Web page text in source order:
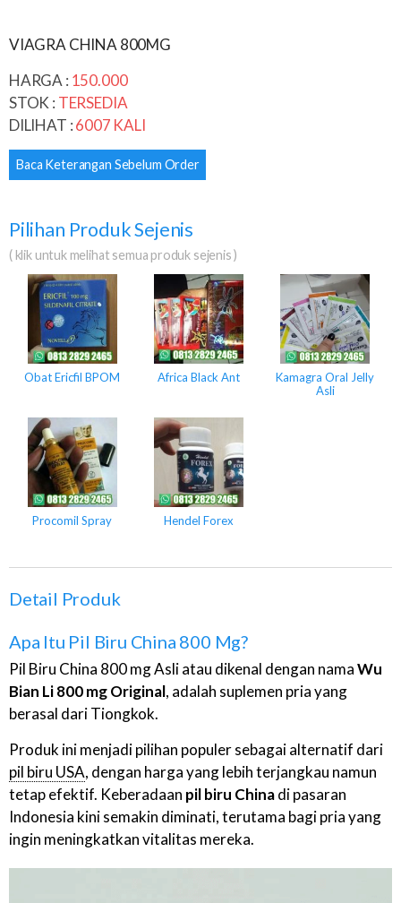
VIAGRA CHINA 800MG
HARGA : 150.000
STOK : TERSEDIA
DILIHAT :6007 KALI
Baca Keterangan Sebelum Order
Pilihan Produk Sejenis
( klik untuk melihat semua produk sejenis )
Obat Ericfil BPOM Africa Black Ant
Kamagra Oral Jelly
Asli
Procomil Spray Hendel Forex
Detail Produk
Apa Itu Pil Biru China 800 Mg?
Pil Biru China 800 mg Asli atau dikenal dengan namaWu
Bian Li 800 mg Original, adalah suplemen pria yang
berasal dari Tiongkok.
Produk ini menjadi pilihan populer sebagai alternatif dari
pil biru USA, dengan harga yang lebih terjangkau namun
tetap efektif. Keberadaan pil biru Chinadi pasaran
Indonesia kini semakin diminati, terutama bagi pria yang
ingin meningkatkan vitalitas mereka.